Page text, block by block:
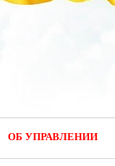
ОБ УПРАВЛЕНИИ